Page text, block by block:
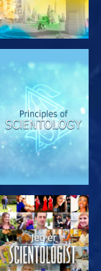
UDFORSK
SERIEN
SE